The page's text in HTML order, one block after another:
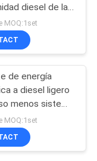
del
que
65
diesel de la
de 28
90 l/min
MOQ:1set
de energía
a diesel ligero
menos sistema
de la
MOQ:1set